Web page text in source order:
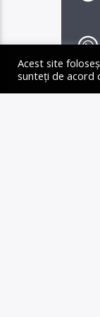
Acest site
sunteți de acord